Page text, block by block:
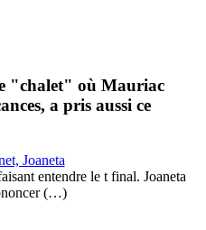
"chalet" où Mauriac
a pris aussi ce
Joaneta
entendre le t final. Joaneta
(…)